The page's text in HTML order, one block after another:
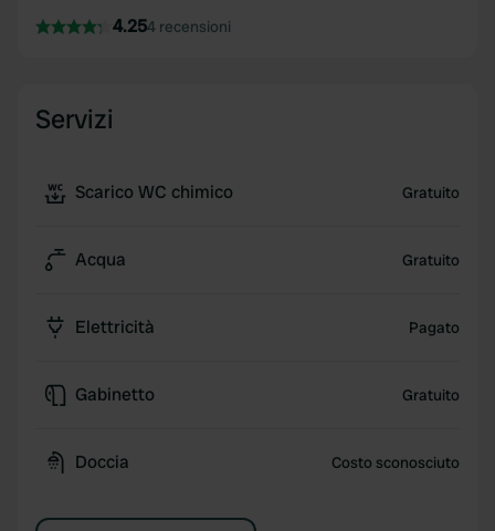
4.254 recensioni
Servizi
Scarico WC chimico Gratuito
Acqua Gratuito
Elettricità Pagato
Gabinetto Gratuito
Doccia Costo sconosciuto